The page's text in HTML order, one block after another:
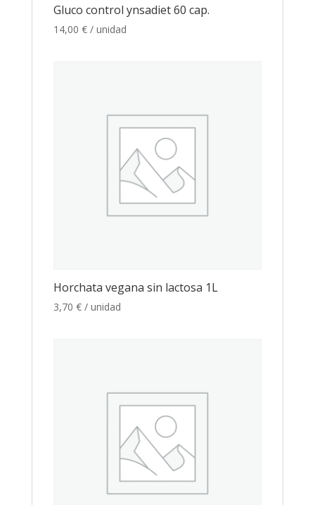
Gluco control ynsadiet 60 cap.
14,00 € / unidad
Horchata vegana sin lactosa 1L
3,70 € / unidad